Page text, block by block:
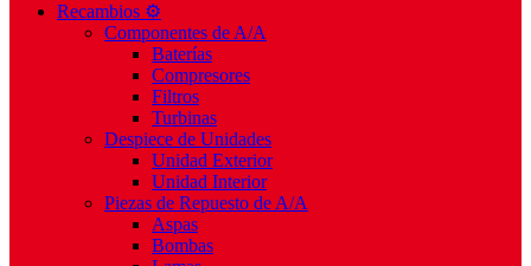
Recambios ⚙️
Componentes de A/A
Baterías
Compresores
Filtros
Turbinas
Despiece de Unidades
Unidad Exterior
Unidad Interior
Piezas de Repuesto de A/A
Aspas
Bombas